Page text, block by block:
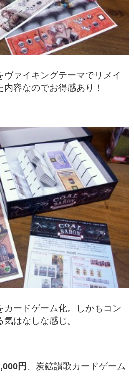
ヴァイキングテーマでリメイ
容なのでお得感あり！
カードゲーム化。しかもコン
はなしな感じ。
円 、炭鉱讃歌カードゲーム